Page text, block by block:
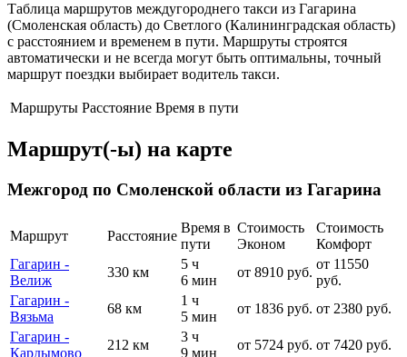
Таблица маршрутов междугороднего такси из Гагарина
(Смоленская область) до Светлого (Калининградская область)
с расстоянием и временем в пути. Маршруты строятся
автоматически и не всегда могут быть оптимальны, точный
маршрут поездки выбирает водитель такси.
Маршруты Расстояние Время в пути
Маршрут(-ы) на карте
Межгород по Смоленской области из Гагарина
Маршрут Расстояние
Время в
пути
Стоимость
Эконом
Стоимость
Комфорт
Гагарин -
Велиж
330 км
5 ч
6 мин
от 8910 руб.
от 11550
руб.
Гагарин -
Вязьма
68 км
1 ч
5 мин
от 1836 руб. от 2380 руб.
Гагарин -
Кардымово
212 км
3 ч
9 мин
от 5724 руб. от 7420 руб.